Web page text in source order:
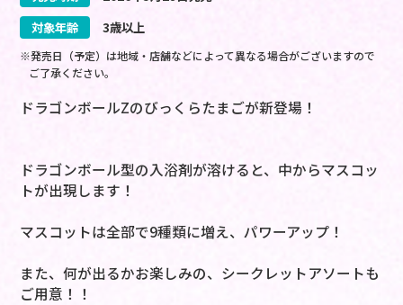
対象年齢
3歳以上
※発売日（予定）は地域・店舗などによって異なる場合がございますので
ご了承ください。
ドラゴンボールZのびっくらたまごが新登場！
ドラゴンボール型の入浴剤が溶けると、中からマスコッ
トが出現します！
マスコットは全部で9種類に増え、パワーアップ！
また、何が出るかお楽しみの、シークレットアソートも
ご用意！！